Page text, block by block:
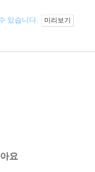
있습니다. 미리보기
요